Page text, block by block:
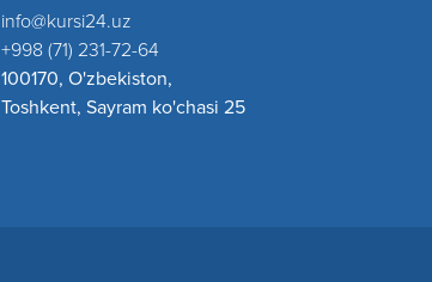
info@kursi24.uz
+998 (71) 231-72-64
100170, O'zbekiston,
Toshkent, Sayram ko'chasi 25